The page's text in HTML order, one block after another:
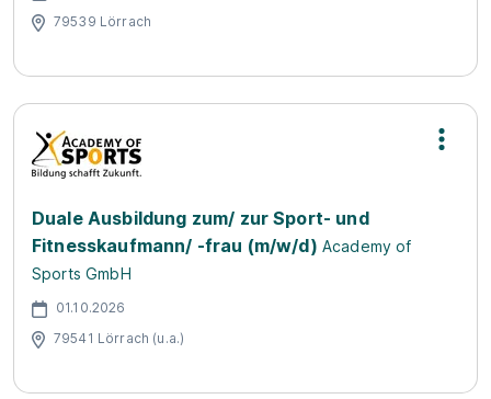
79539 Lörrach
Duale Ausbildung zum/ zur Sport- und
Fitnesskaufmann/ -frau (m/w/d) Academy of
Sports GmbH
01.10.2026
79541 Lörrach (u.a.)